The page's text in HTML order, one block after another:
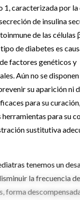
1, caracterizada por
de insulina
de las células
de diabetes es
factores genéticos y
Aún no se
su aparición ni
para su
herramientas para su
sustitutiva
tenemos un
la frecuencia
forma